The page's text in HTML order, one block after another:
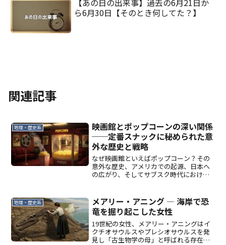
【あの日の出来事】過去の6月21日か
ら6月30日【そのとき何してた？】
関連記事
地理・歴史系
映画館とポップコーンの深い関係
──定番スナックに秘められた意
外な歴史と戦略
なぜ映画館といえばポップコーン？その
意外な歴史、アメリカでの起源、日本へ
の広がり、そしてサブスク時代における
地理・歴史系
メアリー・アニング ― 海岸で恐
竜を掘り起こした女性
19世紀の女性、メアリー・アニングはイ
クチオサウルスやプレシオサウルスを発
見し「古生物学の母」と呼ばれる存在と